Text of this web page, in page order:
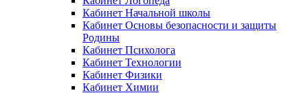
Кабинет Начальной школы
Кабинет Основы безопасности и защиты
Родины
Кабинет Психолога
Кабинет Технологии
Кабинет Физики
Кабинет Химии